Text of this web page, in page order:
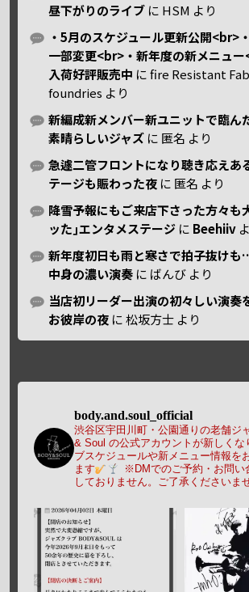
昼下がりのライブ に HSM より
・5月のスケジュール更新公開<br>
一部変更<br>・新年度の新メニュ
入荷好評販売中 にfire Resistant
foundries より
新編成新メンバー新ユニットで臨ん
素晴らしいジャズ に 匿名 より
急遽二管フロントになり聴き応えあ
テージも賑わった夜 に 匿名 より
降雪予報にもご来店下さった方々も
ッた｣エンタメステージ に Beehiiv
新年度初日も雨と寒さで拍子抜け
中身の濃い演奏 に ばんび より
当店初リーダー出演の初々しい演奏
お彼岸の夜 に松坂方士 より
body.and.soul_official
渋谷区宇田川町・公園通りの老舗ジ
& Soul の公式アカウントが新しくな
ブスケジュールや新メニュー情報を
ます
※DMでのご予約・お問い
しておりません。ご了承くださいませ